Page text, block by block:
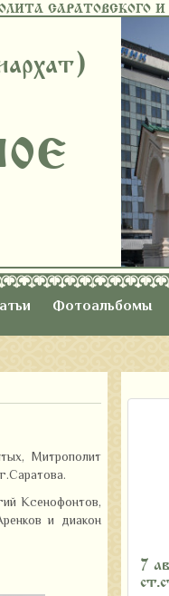
САРАТОВСКОГО И
Фотоальбомы
Митрополит
Ксенофонтов,
и диакон
7